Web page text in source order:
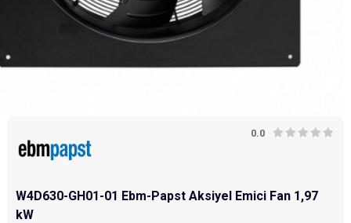
0.0
W4D630-GH01-01 Ebm-Papst Aksiyel Emici Fan 1,97
kW